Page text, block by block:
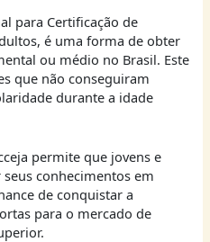
para Certificação de
é uma forma de obter
ou médio no Brasil. Este
que não conseguiram
durante a idade
permite que jovens e
conhecimentos em
de conquistar a
para o mercado de